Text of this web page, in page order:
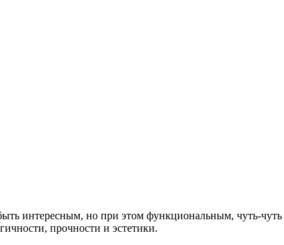
интересным, но при этом функциональным, чуть-
прочности и эстетики.